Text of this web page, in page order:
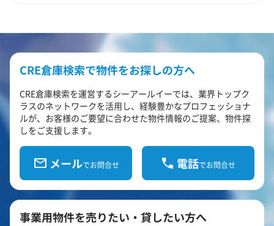
CRE倉庫検索で物件をお探しの方へ
CRE倉庫検索を運営するシーアールイーでは、業界トップク
ラスのネットワークを活用し、経験豊かなプロフェッショナ
ルが、お客様のご要望に合わせた物件情報のご提案、物件探
しをご支援します。
メールでお問合せ 電話でお問合せ
事業用物件を売りたい・貸したい方へ